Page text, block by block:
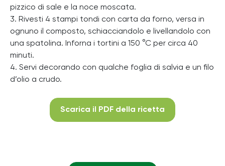
pizzico di sale e la noce moscata.
3. Rivesti 4 stampi tondi con carta da forno, versa in
ognuno il composto, schiacciandolo e livellandolo con
una spatolina. Inforna i tortini a 150 °C per circa 40
minuti.
4. Servi decorando con qualche foglia di salvia e un filo
d’olio a crudo.
Scarica il PDF della ricetta